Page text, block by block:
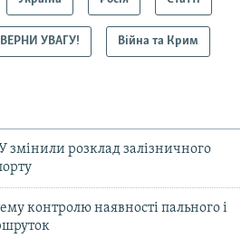
УВАГУ! Війна та Крим
змінили розклад залізничного
контролю наявності пального і